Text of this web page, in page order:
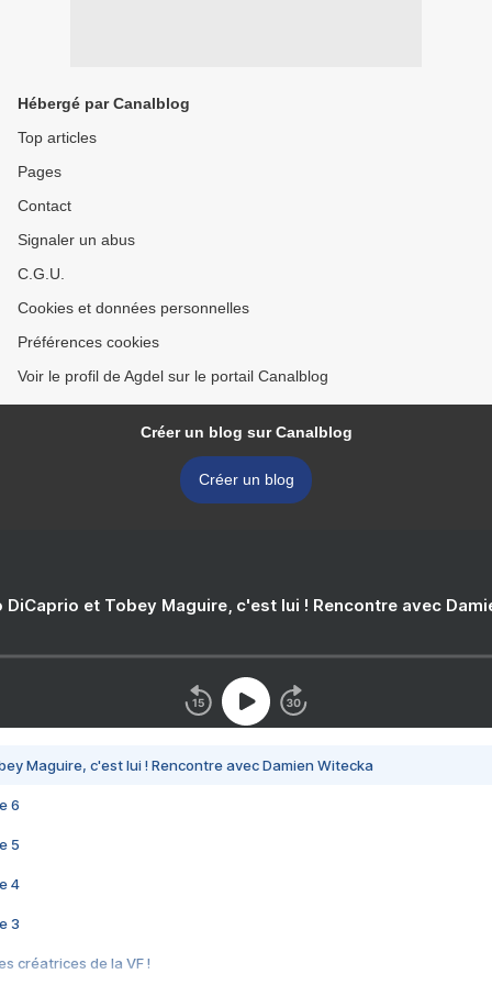
Hébergé par Canalblog
Top articles
Pages
Contact
Signaler un abus
C.G.U.
Cookies et données personnelles
Préférences cookies
Voir le profil de Agdel sur le portail Canalblog
Créer un blog sur Canalblog
Créer un blog
DiCaprio et Tobey Maguire, c'est lui ! Rencontre avec
Maguire, c'est lui ! Rencontre avec Damien Witecka
6
5
4
3
créatrices de la VF !